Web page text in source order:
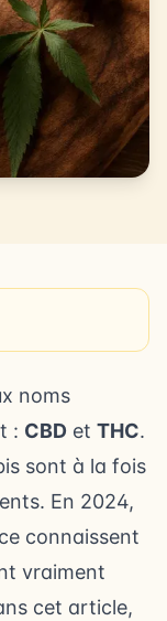
noms
: CBD et THC.
sont à la fois
En 2024,
connaissent
vraiment
cet article,